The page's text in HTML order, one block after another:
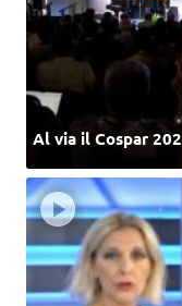
Al via il Cospar